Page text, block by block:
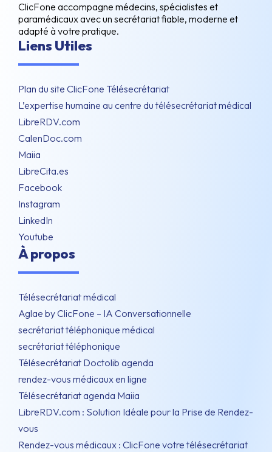
ClicFone accompagne médecins, spécialistes et
paramédicaux avec un secrétariat fiable, moderne et
adapté à votre pratique.
Liens Utiles
Plan du site ClicFone Télésecrétariat
L’expertise humaine au centre du télésecrétariat médical
LibreRDV.com
CalenDoc.com
Maiia
LibreCita.es
Facebook
Instagram
LinkedIn
Youtube
À propos
Télésecrétariat médical
Aglae by ClicFone – IA Conversationnelle
secrétariat téléphonique médical
secrétariat téléphonique
Télésecrétariat Doctolib agenda
rendez-vous médicaux en ligne
Télésecrétariat agenda Maiia
LibreRDV.com : Solution Idéale pour la Prise de Rendez-
vous
Rendez-vous médicaux : ClicFone votre télésecrétariat